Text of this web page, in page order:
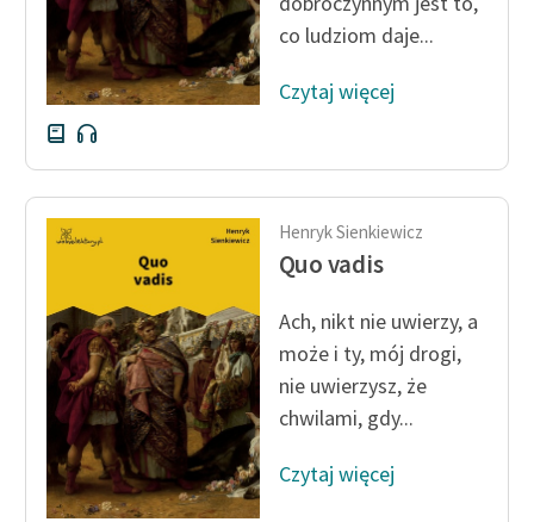
co ludziom daje...
Czytaj więcej
Henryk Sienkiewicz
Quo vadis
Ach, nikt nie uwierzy, a
może i ty, mój drogi,
nie uwierzysz, że
chwilami, gdy...
Czytaj więcej